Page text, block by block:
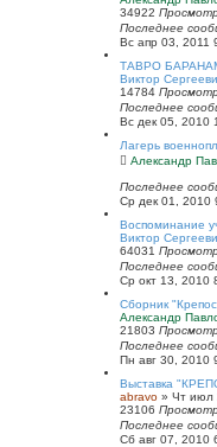
34922
Последнее
Вс апр 03, 2011
ТАВРО
Виктор
14784
Последнее
Вс дек 05, 2010
Лагерь
Александр
Последнее
Ср дек 01, 2010
Воспоминание
Виктор
64031
Последнее
Ср окт 13, 2010
Сборник
Александр
21803
Последнее
Пн авг 30, 2010
Выставка
abravo » Чт июл
23106
Последнее
Сб авг 07, 2010